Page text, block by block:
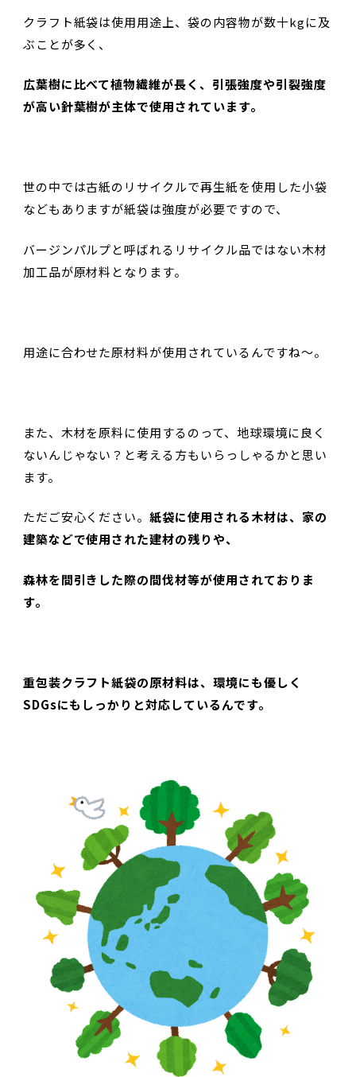
クラフト紙袋は使用用途上、袋の内容物が数十kgに及
ぶことが多く、
広葉樹に比べて植物繊維が長く、引張強度や引裂強度
が高い針葉樹が主体で使用されています。
世の中では古紙のリサイクルで再生紙を使用した小袋
などもありますが紙袋は強度が必要ですので、
バージンパルプと呼ばれるリサイクル品ではない木材
加工品が原材料となります。
用途に合わせた原材料が使用されているんですね～。
また、木材を原料に使用するのって、地球環境に良く
ないんじゃない？と考える方もいらっしゃるかと思い
ます。
ただご安心ください。紙袋に使用される木材は、家の
建築などで使用された建材の残りや、
森林を間引きした際の間伐材等が使用されておりま
す。
重包装クラフト紙袋の原材料は、環境にも優しく
SDGsにもしっかりと対応しているんです。